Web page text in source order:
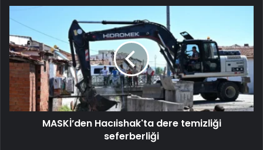
MASKİ’den Hacıishak'ta dere temizliği
seferberliği